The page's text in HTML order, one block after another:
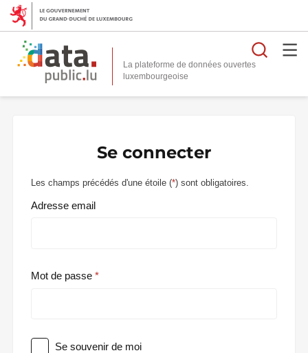
La plateforme de données ouvertes
Se connecter
Les champs précédés d'une étoile (*) sont obligatoires.
Adresse email
Mot de passe
Se souvenir de moi